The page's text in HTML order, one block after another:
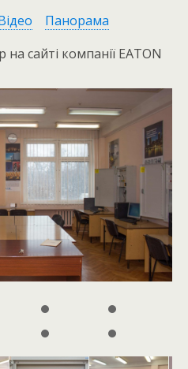
Панорама
сайті компанії EATON